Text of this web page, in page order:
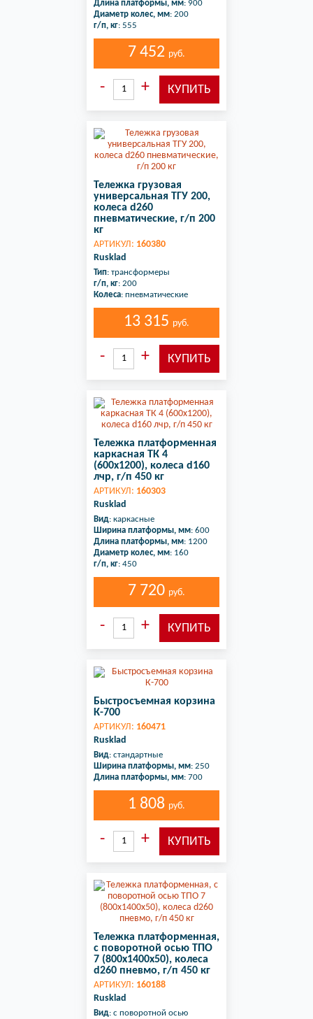
Длина платформы, мм: 900
Диаметр колес, мм: 200
г/п, кг: 555
7 452 руб.
Тележка грузовая
универсальная ТГУ 200,
колеса d260
пневматические, г/п 200
кг
АРТИКУЛ: 160380
Rusklad
Тип: трансформеры
г/п, кг: 200
Колеса: пневматические
13 315 руб.
Тележка платформенная
каркасная ТК 4
(600х1200), колеса d160
лчр, г/п 450 кг
АРТИКУЛ: 160303
Rusklad
Вид: каркасные
Ширина платформы, мм: 600
Длина платформы, мм: 1200
Диаметр колес, мм: 160
г/п, кг: 450
7 720 руб.
Быстросъемная корзина
К-700
АРТИКУЛ: 160471
Rusklad
Вид: стандартные
Ширина платформы, мм: 250
Длина платформы, мм: 700
1 808 руб.
Тележка платформенная,
с поворотной осью ТПО
7 (800х1400х50), колеса
d260 пневмо, г/п 450 кг
АРТИКУЛ: 160188
Rusklad
Вид: с поворотной осью